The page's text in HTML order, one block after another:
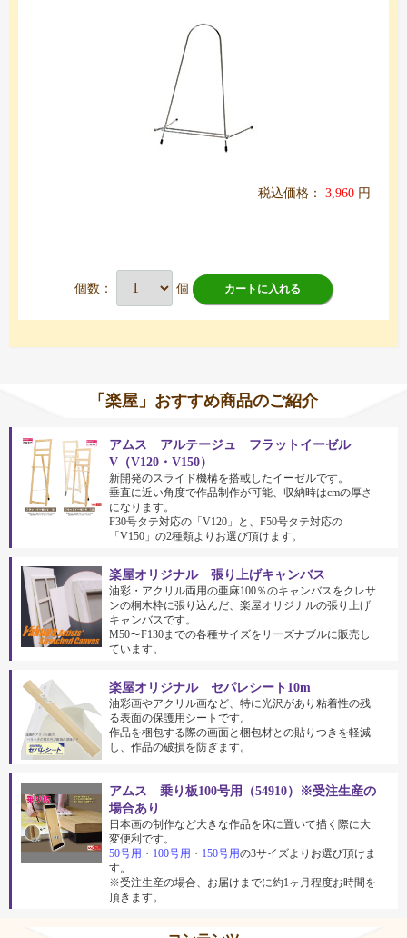
税込価格： 3,960 円
個数： 個 カートに入れる
「楽屋」おすすめ商品のご紹介
アムス アルテージュ フラットイーゼル
V（V120・V150）
新開発のスライド機構を搭載したイーゼルです。
垂直に近い角度で作品制作が可能、収納時はcmの厚さ
になります。
F30号タテ対応の「V120」と、F50号タテ対応の
「V150」の2種類よりお選び頂けます。
楽屋オリジナル 張り上げキャンバス
油彩・アクリル両用の亜麻100％のキャンバスをクレサ
ンの桐木枠に張り込んだ、楽屋オリジナルの張り上げ
キャンバスです。
M50〜F130までの各種サイズをリーズナブルに販売し
ています。
楽屋オリジナル セパレシート10m
油彩画やアクリル画など、特に光沢があり粘着性の残
る表面の保護用シートです。
作品を梱包する際の画面と梱包材との貼りつきを軽減
し、作品の破損を防ぎます。
アムス 乗り板100号用（54910）※受注生産の
場合あり
日本画の制作など大きな作品を床に置いて描く際に大
変便利です。
50号用 ・ 100号用 ・ 150号用の3サイズよりお選び頂けま
す。
※受注生産の場合、お届けまでに約1ヶ月程度お時間を
頂きます。